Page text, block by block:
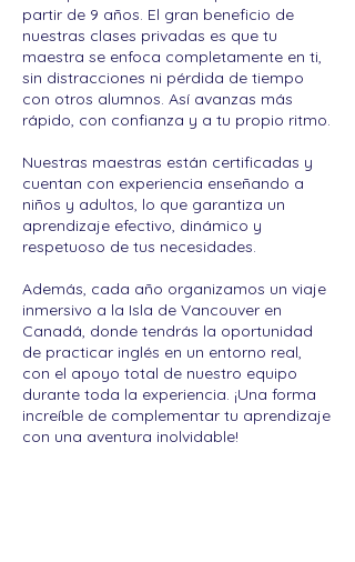
partir de 9 años. El gran beneficio de
nuestras clases privadas es que tu
maestra se enfoca completamente en ti,
sin distracciones ni pérdida de tiempo
con otros alumnos. Así avanzas más
rápido, con confianza y a tu propio ritmo.
Nuestras maestras están certificadas y
cuentan con experiencia enseñando a
niños y adultos, lo que garantiza un
aprendizaje efectivo, dinámico y
respetuoso de tus necesidades.
Además, cada año organizamos un viaje
inmersivo a la Isla de Vancouver en
Canadá, donde tendrás la oportunidad
de practicar inglés en un entorno real,
con el apoyo total de nuestro equipo
durante toda la experiencia. ¡Una forma
increíble de complementar tu aprendizaje
con una aventura inolvidable!